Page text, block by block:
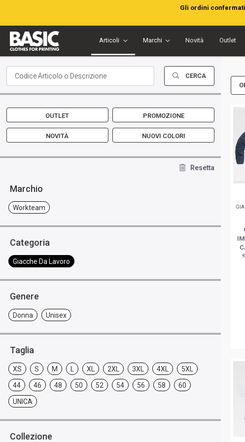
Gli ordini
Articoli Marchi Novità Outlet
CERCA
OUTLET PROMOZIONE
NOVITÀ NUOVI COLORI
Resetta
Marchio
Workteam
Categoria
Giacche Da Lavoro
Genere
Donna Unisex
Taglia
XS S M L XL 2XL 3XL 4XL 5XL
44 46 48 50 52 54 56 58 60
UNICA
Collezione